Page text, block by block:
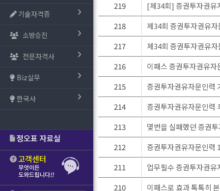
기술자격증
소방승진
전문자격사
Biz실무
한국사
219
[제34회] 증권투자권
218
제34회 증권투자권유
217
제34회 증권투자권유
216
이패스 증권투자권유
215
증권투자권유자문인력
214
증권투자권유자문인력
213
몇번을 실패했던 증권
212
증권투자권유자문인력
211
업무필수 증권투자권
210
이패스로 효과 톡톡히